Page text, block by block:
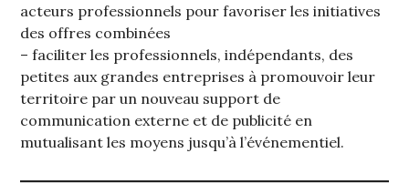
acteurs professionnels pour favoriser les initiatives
des offres combinées
– faciliter les professionnels, indépendants, des
petites aux grandes entreprises à promouvoir leur
territoire par un nouveau support de
communication externe et de publicité en
mutualisant les moyens jusqu’à l’événementiel.